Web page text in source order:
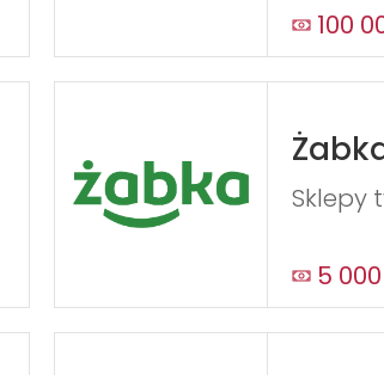
100
Sklepy
5 000